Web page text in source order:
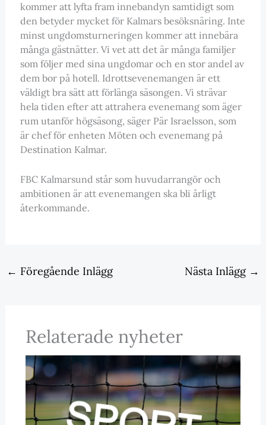
kommer att lyfta fram innebandyn samtidigt som
den betyder mycket för Kalmars besöksnäring. Inte
minst ungdomsturneringen kommer att innebära
många gästnätter. Vi vet att det är många familjer
som följer med sina ungdomar och en stor andel av
dem bor på hotell. Idrottsevenemangen är ett
väldigt bra sätt att förlänga säsongen. Vi strävar
hela tiden efter att attrahera evenemang som äger
rum utanför högsäsong, säger Pär Israelsson, som
är chef för enheten Möten och evenemang på
Destination Kalmar.
FBC Kalmarsund står som huvudarrangör och
ambitionen är att evenemangen ska bli årligt
återkommande.
← Föregående Inlägg Nästa Inlägg →
Relaterade nyheter